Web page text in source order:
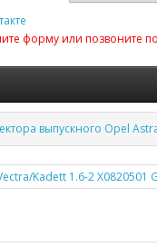
форму или позвоните
выпускного Opel